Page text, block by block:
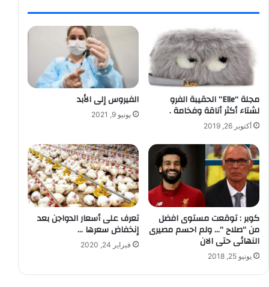
مجلة “Elle” الحقيبة الفرو
لشتاء أكثر أناقة وفخامة .
أكتوبر 26, 2019
الفيروس إلى الأبد
يونيو 9, 2021
كوبر : توقعت مستوى افضل
من “صلاح “… ولم احسم مصيرى
النهائى حتى الان
يونيو 25, 2018
تعرف على أسعار الدواجن بعد
إنخفاض سعرها …
فبراير 24, 2020